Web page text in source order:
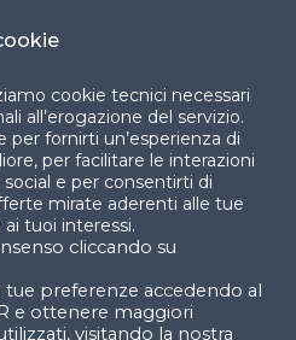
di Milano Dipartimento
cookie tecnici necessari
all’erogazione del servizio.
per fornirti un’esperienza di
per facilitare le interazioni
e per consentirti di
mirate aderenti alle tue
tuoi interessi.
cliccando su
preferenze accedendo al
e ottenere maggiori
visitando la nostra